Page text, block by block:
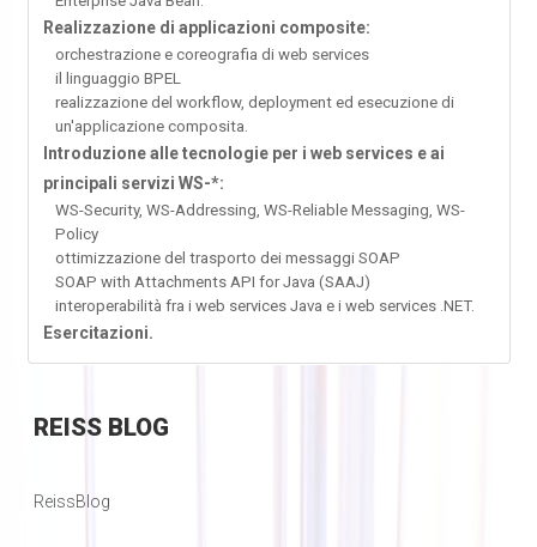
Realizzazione di applicazioni composite:
orchestrazione e coreografia di web services
il linguaggio BPEL
realizzazione del workflow, deployment ed esecuzione di
un'applicazione composita.
Introduzione alle tecnologie per i web services e ai
principali servizi WS-*:
WS-Security, WS-Addressing, WS-Reliable Messaging, WS-
Policy
ottimizzazione del trasporto dei messaggi SOAP
SOAP with Attachments API for Java (SAAJ)
interoperabilità fra i web services Java e i web services .NET.
Esercitazioni.
REISSBLOG
ReissBlog